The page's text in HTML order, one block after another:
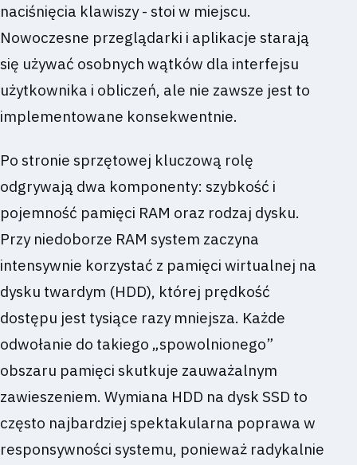
naciśnięcia klawiszy - stoi w miejscu.
Nowoczesne przeglądarki i aplikacje starają
się używać osobnych wątków dla interfejsu
użytkownika i obliczeń, ale nie zawsze jest to
implementowane konsekwentnie.
Po stronie sprzętowej kluczową rolę
odgrywają dwa komponenty: szybkość i
pojemność pamięci RAM oraz rodzaj dysku.
Przy niedoborze RAM system zaczyna
intensywnie korzystać z pamięci wirtualnej na
dysku twardym (HDD), której prędkość
dostępu jest tysiące razy mniejsza. Każde
odwołanie do takiego „spowolnionego”
obszaru pamięci skutkuje zauważalnym
zawieszeniem. Wymiana HDD na dysk SSD to
często najbardziej spektakularna poprawa w
responsywności systemu, ponieważ radykalnie